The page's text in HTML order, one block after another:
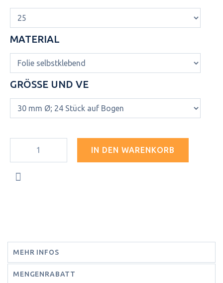
MATERIAL
GRÖSSE UND VE
IN DEN WARENKORB
MEHR INFOS
MENGENRABATT